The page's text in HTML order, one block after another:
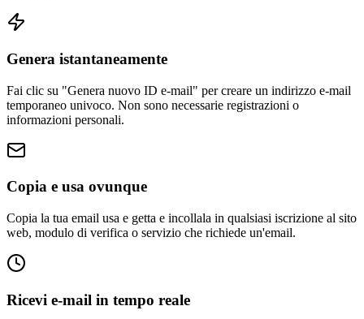
Genera istantaneamente
Fai clic su "Genera nuovo ID e-mail" per creare un indirizzo e-mail
temporaneo univoco. Non sono necessarie registrazioni o
informazioni personali.
Copia e usa ovunque
Copia la tua email usa e getta e incollala in qualsiasi iscrizione al sito
web, modulo di verifica o servizio che richiede un'email.
Ricevi e-mail in tempo reale